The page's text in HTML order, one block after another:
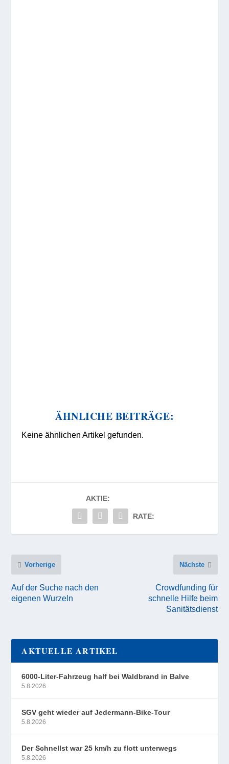
ÄHNLICHE BEITRÄGE:
Keine ähnlichen Artikel gefunden.
AKTIE:
RATE:
Vorherige
Auf der Suche nach den
eigenen Wurzeln
Nächste
Crowdfunding für
schnelle Hilfe beim
Sanitätsdienst
AKTUELLE ARTIKEL
6000-Liter-Fahrzeug half bei Waldbrand in Balve
5.8.2026
SGV geht wieder auf Jedermann-Bike-Tour
5.8.2026
Der Schnellst war 25 km/h zu flott unterwegs
5.8.2026